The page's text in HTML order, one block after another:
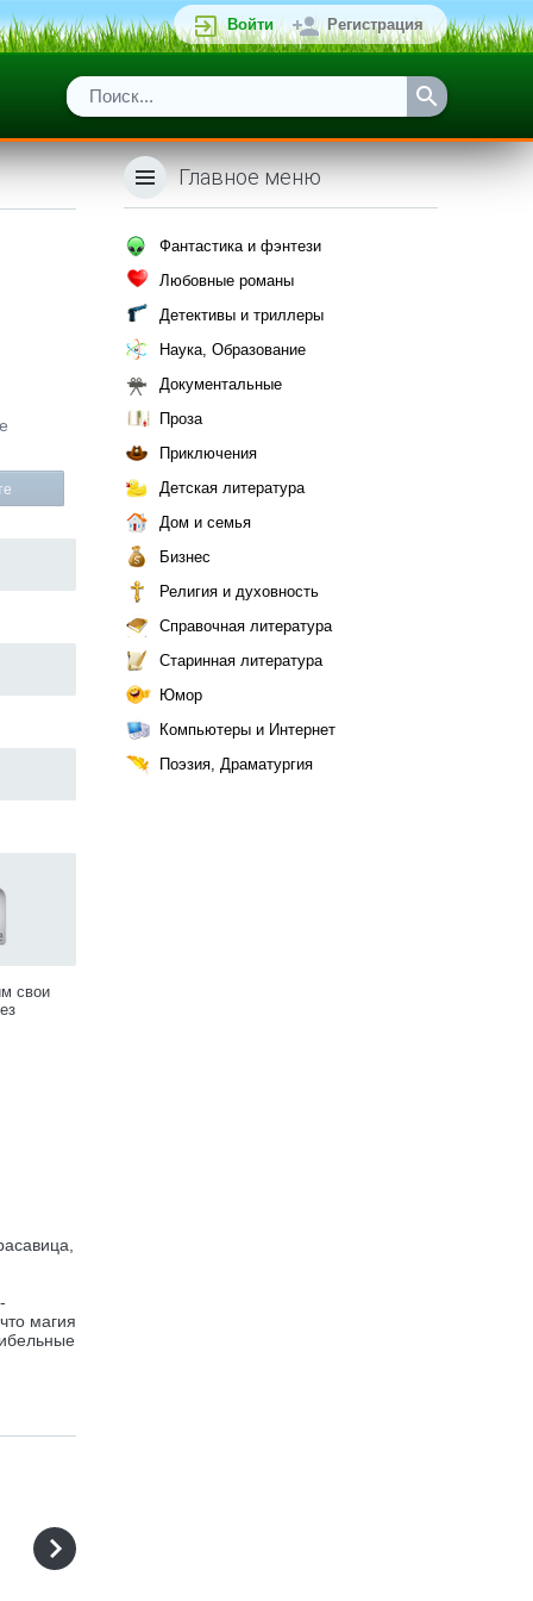
Войти Регистрация
свои
магия
Главное меню
Фантастика и фэнтези
Любовные романы
Детективы и триллеры
Наука, Образование
Документальные
Проза
Приключения
Детская литература
Дом и семья
Бизнес
Религия и духовность
Справочная литература
Старинная литература
Юмор
Компьютеры и Интернет
Поэзия, Драматургия